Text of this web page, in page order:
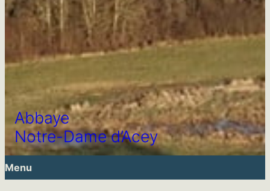
Abbaye
Notre-Dame d’Acey
Menu